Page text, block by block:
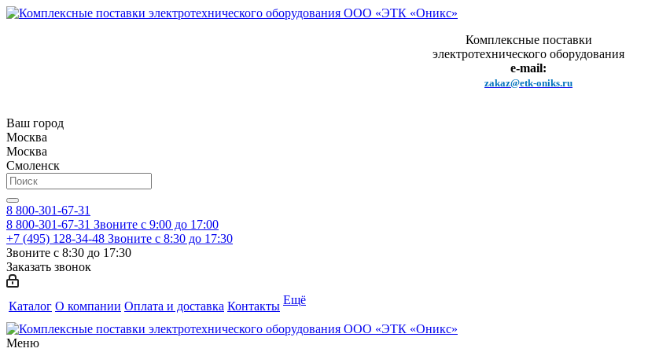
Комплексные поставки
электротехнического оборудования
e-mail:
zakaz@etk-oniks.ru
Ваш город
Москва
Москва
Смоленск
8 800-301-67-31
8 800-301-67-31 Звоните с 9:00 до 17:00
+7 (495) 128-34-48 Звоните с 8:30 до 17:30
Звоните с 8:30 до 17:30
Заказать звонок
Каталог О компании Оплата и доставка Контакты Ещё
Меню